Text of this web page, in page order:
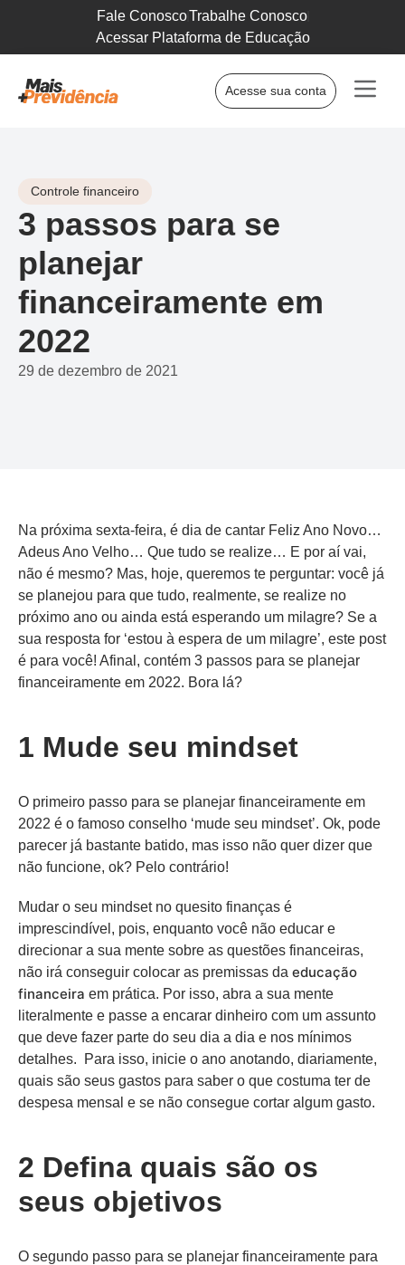
Fale ConoscoTrabalhe Conosco
Acessar Plataforma de Educação
Acesse sua conta
Controle financeiro
3 passos para se
planejar
financeiramente em
2022
29 de dezembro de 2021
Na próxima sexta-feira, é dia de cantar Feliz Ano Novo…
Adeus Ano Velho… Que tudo se realize… E por aí vai,
não é mesmo? Mas, hoje, queremos te perguntar: você já
se planejou para que tudo, realmente, se realize no
próximo ano ou ainda está esperando um milagre? Se a
sua resposta for ‘estou à espera de um milagre’, este post
é para você! Afinal, contém 3 passos para se planejar
financeiramente em 2022. Bora lá?
1 Mude seu mindset
O primeiro passo para se planejar financeiramente em
2022 é o famoso conselho ‘mude seu mindset’. Ok, pode
parecer já bastante batido, mas isso não quer dizer que
não funcione, ok? Pelo contrário!
Mudar o seu mindset no quesito finanças é
imprescindível, pois, enquanto você não educar e
direcionar a sua mente sobre as questões financeiras,
não irá conseguir colocar as premissas da educação
financeira em prática. Por isso, abra a sua mente
literalmente e passe a encarar dinheiro com um assunto
que deve fazer parte do seu dia a dia e nos mínimos
detalhes. Para isso, inicie o ano anotando, diariamente,
quais são seus gastos para saber o que costuma ter de
despesa mensal e se não consegue cortar algum gasto.
2 Defina quais são os
seus objetivos
O segundo passo para se planejar financeiramente para